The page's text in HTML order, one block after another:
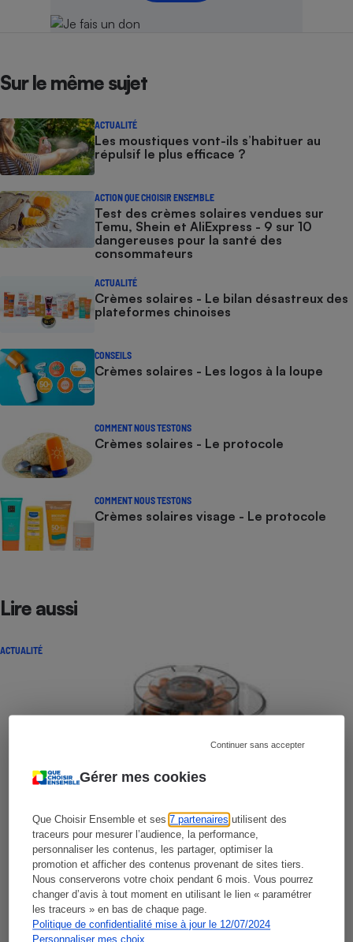
Gérer mes cookies
Que Choisir Ensemble et ses7 partenaires utilisent des
traceurs pour mesurer l’audience, la performance,
personnaliser les contenus, les partager, optimiser la
promotion et afficher des contenus provenant de sites tiers.
Nous conserverons votre choix pendant 6 mois. Vous pourrez
changer d’avis à tout moment en utilisant le lien « paramétrer
les traceurs » en bas de chaque page.
Politique de confidentialité mise à jour le 12/07/2024
Continuer sans accepter
Sur le même sujet
ACTUALITÉ
Les moustiques vont-ils s’habituer au
répulsif le plus efficace ?
ACTION QUE CHOISIR ENSEMBLE
Test des crèmes solaires vendues sur
Temu, Shein et AliExpress - 9 sur 10
dangereuses pour la santé des
consommateurs
ACTUALITÉ
Crèmes solaires - Le bilan désastreux des
plateformes chinoises
CONSEILS
Crèmes solaires - Les logos à la loupe
COMMENT NOUS TESTONS
Crèmes solaires - Le protocole
COMMENT NOUS TESTONS
Crèmes solaires visage - Le protocole
Lire aussi
ACTUALITÉ